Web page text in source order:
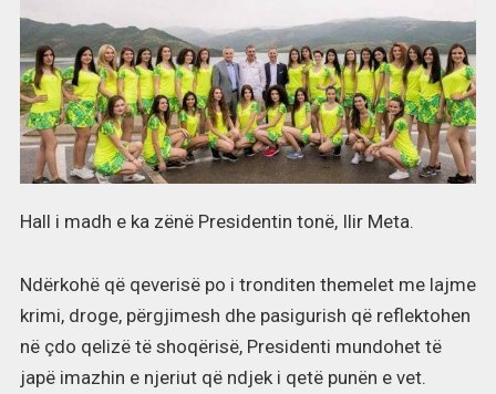
Hall i madh e ka zënë Presidentin tonë, Ilir Meta.
Ndërkohë që qeverisë po i tronditen themelet me lajme
krimi, droge, përgjimesh dhe pasigurish që reflektohen
në çdo qelizë të shoqërisë, Presidenti mundohet të
japë imazhin e njeriut që ndjek i qetë punën e vet.